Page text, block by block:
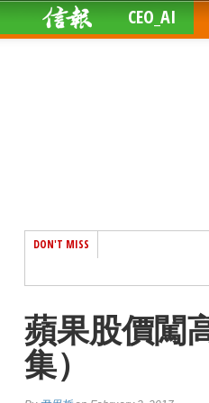
CEO_AI
DON'T MISS
蘋果股價闖
集）